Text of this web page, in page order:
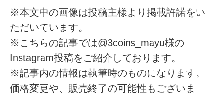
※本文中の画像は投稿主様より掲載許諾をい
ただいています。
※こちらの記事では@3coins_mayu様の
Instagram投稿をご紹介しております。
※記事内の情報は執筆時のものになります。
価格変更や、販売終了の可能性もございま